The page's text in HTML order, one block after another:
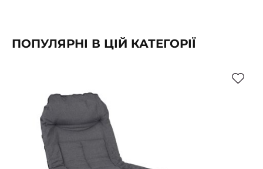
ПОПУЛЯРНІ В ЦІЙ КАТЕГОРІЇ